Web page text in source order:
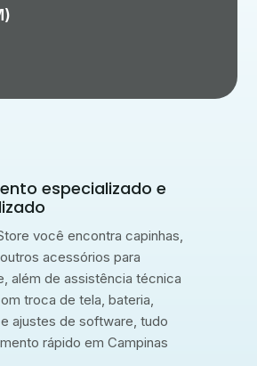
especializado e
você encontra capinhas,
acessórios para
além de assistência técnica
troca de tela, bateria,
ajustes de software, tudo
rápido em Campinas